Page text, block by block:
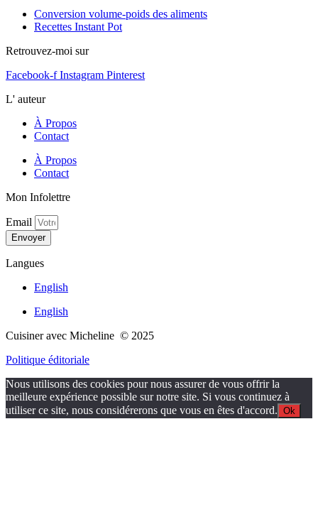
Conversion volume-poids des aliments
Recettes Instant Pot
Retrouvez-moi sur
Facebook-f Instagram Pinterest
L' auteur
À Propos
Contact
À Propos
Contact
Mon Infolettre
Email
Envoyer
Langues
English
English
Cuisiner avec Micheline © 2025
Politique éditoriale
Nous utilisons des cookies pour nous assurer de vous offrir la
meilleure expérience possible sur notre site. Si vous continuez à
utiliser ce site, nous considérerons que vous en êtes d'accord. Ok